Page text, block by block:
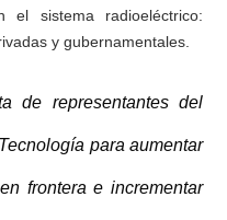
sistema radioeléctrico:
y gubernamentales.
de representantes del
para aumentar
frontera e incrementar